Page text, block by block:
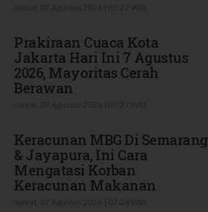
Prakiraan Cuaca Kota
Jakarta Hari Ini 7 Agustus
2026, Mayoritas Cerah
Berawan
Keracunan MBG Di Semarang
& Jayapura, Ini Cara
Mengatasi Korban
Keracunan Makanan